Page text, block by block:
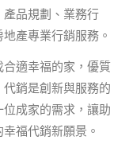
品規劃、業務行
產專業行銷服務。
適幸福的家，優質
銷是創新與服務的
成家的需求，讓助
福代銷新願景。